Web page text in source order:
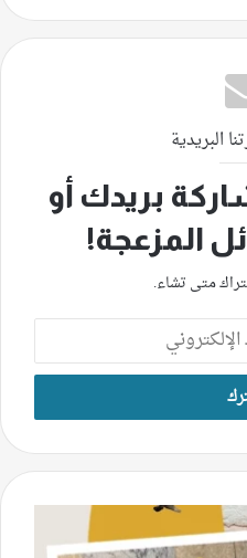
البريدية
بريدك أو
المزعجة!
متى تشاء.